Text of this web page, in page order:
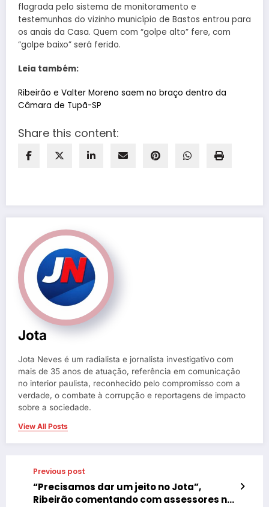
flagrada pelo sistema de monitoramento e
testemunhas do vizinho município de Bastos entrou para
os anais da Casa. Quem com “golpe alto” fere, com
“golpe baixo” será ferido.
Leia também:
Ribeirão e Valter Moreno saem no braço dentro da
Câmara de Tupã-SP
Share this content:
Jota
Jota Neves é um radialista e jornalista investigativo com
mais de 35 anos de atuação, referência em comunicação
no interior paulista, reconhecido pelo compromisso com a
verdade, o combate à corrupção e reportagens de impacto
sobre a sociedade.
View All Posts
Previous post
“Precisamos dar um jeito no Jota”,
Ribeirão comentando com assessores no